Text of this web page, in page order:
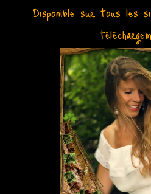
Disponible sur tous les